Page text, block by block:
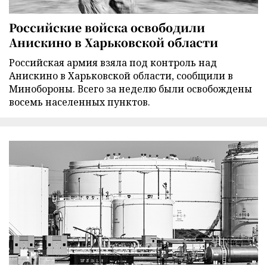
Российские войска освободили
Анискино в Харьковской области
Российская армия взяла под контроль над
Анискино в Харьковской области, сообщили в
Минобороны. Всего за неделю были освобождены
восемь населенных пунктов.